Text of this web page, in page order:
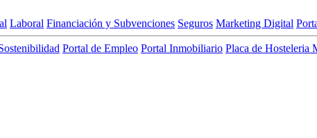
Laboral Financiación y Subvenciones Seguros Marketing Digital
Portal de Empleo Portal Inmobiliario Placa de Hosteleria